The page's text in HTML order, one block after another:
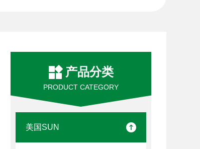
产品分类
PRODUCT CATEGORY
美国SUN